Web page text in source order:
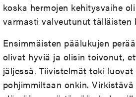
koska hermojen kehitysvaihe
varmasti valveutunut tälläisten
Ensimmäisten päälukujen
olivat hyviä ja olisin toivonut,
jäljessä. Tiivistelmät toki
pohjimmiltaan onkin.